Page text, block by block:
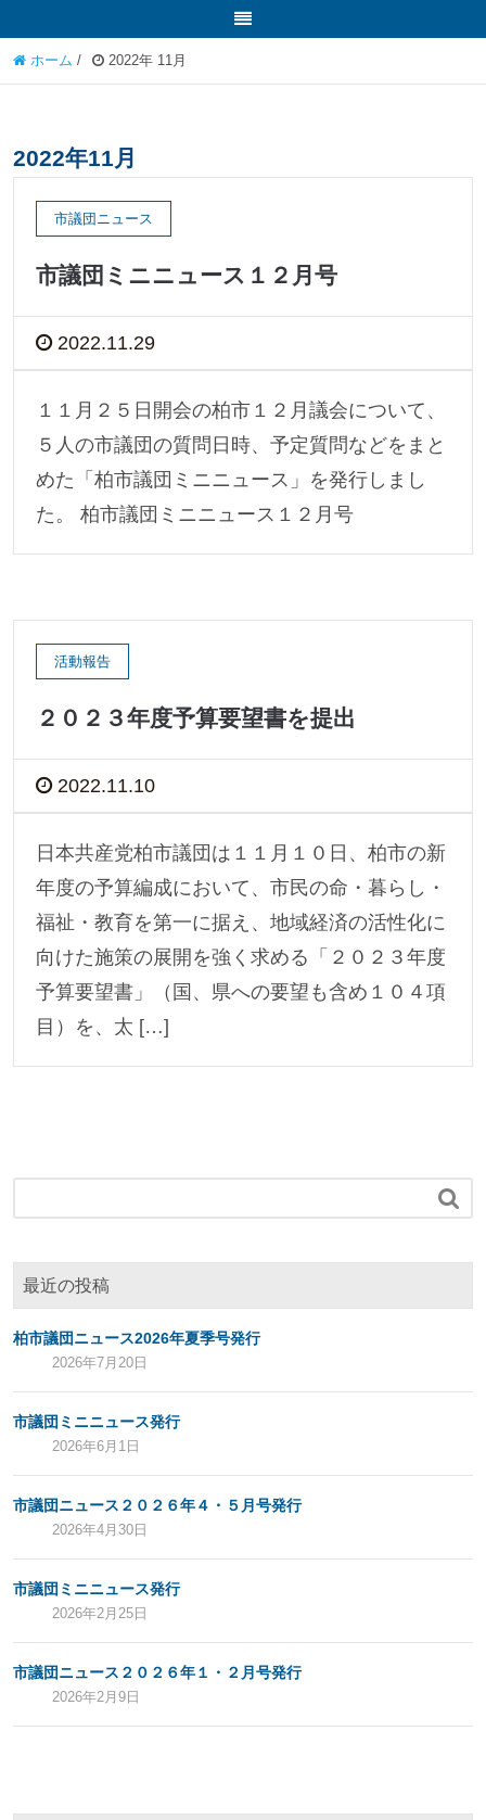
ホーム / 2022年 11月
2022年11月
市議団ニュース
市議団ミニニュース１２月号
2022.11.29
１１月２５日開会の柏市１２月議会について、
５人の市議団の質問日時、予定質問などをまと
めた「柏市議団ミニニュース」を発行しまし
た。 柏市議団ミニニュース１２月号
活動報告
２０２３年度予算要望書を提出
2022.11.10
日本共産党柏市議団は１１月１０日、柏市の新
年度の予算編成において、市民の命・暮らし・
福祉・教育を第一に据え、地域経済の活性化に
向けた施策の展開を強く求める「２０２３年度
予算要望書」（国、県への要望も含め１０４項
目）を、太 […]

最近の投稿
柏市議団ニュース2026年夏季号発行
2026年7月20日
市議団ミニニュース発行
2026年6月1日
市議団ニュース２０２６年４・５月号発行
2026年4月30日
市議団ミニニュース発行
2026年2月25日
市議団ニュース２０２６年１・２月号発行
2026年2月9日